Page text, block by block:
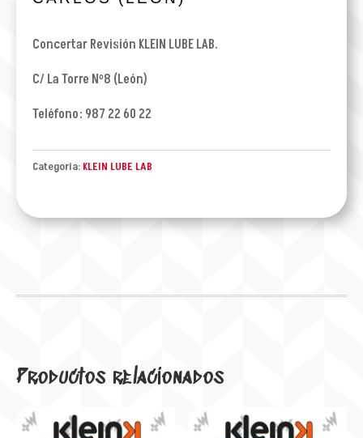
Concertar Revisión KLEIN LUBE LAB.
C/ La Torre Nº8 (León)
Teléfono: 987 22 60 22
Categoría: KLEIN LUBE LAB
Productos relacionados